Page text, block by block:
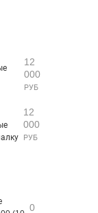
12
000
РУБ
12
000
РУБ
0